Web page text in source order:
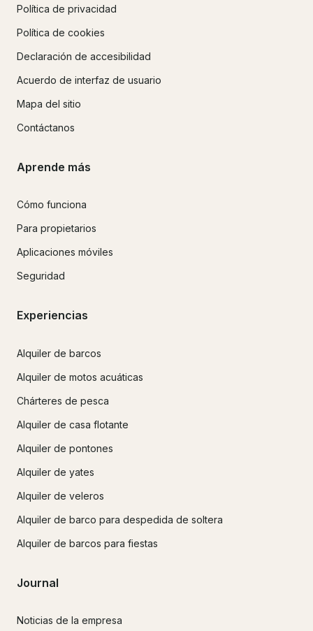
Política de privacidad
Política de cookies
Declaración de accesibilidad
Acuerdo de interfaz de usuario
Mapa del sitio
Contáctanos
Aprende más
Cómo funciona
Para propietarios
Aplicaciones móviles
Seguridad
Experiencias
Alquiler de barcos
Alquiler de motos acuáticas
Chárteres de pesca
Alquiler de casa flotante
Alquiler de pontones
Alquiler de yates
Alquiler de veleros
Alquiler de barco para despedida de soltera
Alquiler de barcos para fiestas
Journal
Noticias de la empresa